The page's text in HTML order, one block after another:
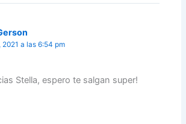
2021 a las 6:54 pm
Stella, espero te salgan super!